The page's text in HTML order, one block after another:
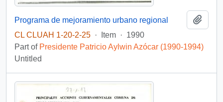
Programa de mejoramiento urbano regional
CL CLUAH 1-20-2-25 · Item · 1990
Part of Presidente Patricio Aylwin Azócar (1990-1994)
Untitled